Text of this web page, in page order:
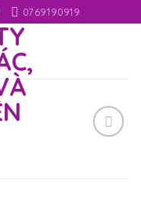
0769.190919
wishlist